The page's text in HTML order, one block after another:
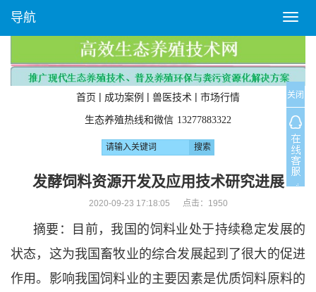
T
o
g
l
e
n
a
v
i
g
a
o
n
导航
首页 | 成功案例 | 兽医技术 | 市场行情
生态养殖热线和微信 13277883322
发酵饲料资源开发及应用技术研究进展
2020-09-23 17:18:05 点击： 1950
摘要：目前，我国的饲料业处于持续稳定发展的
状态，这为我国畜牧业的综合发展起到了很大的促进
作用。影响我国饲料业的主要因素是优质饲料原料的
关闭